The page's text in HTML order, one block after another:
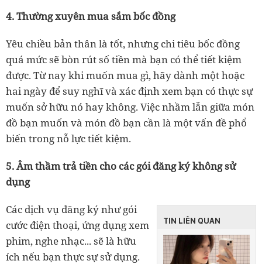
4. Thường xuyên mua sắm bốc đồng
Yêu chiều bản thân là tốt, nhưng chi tiêu bốc đồng
quá mức sẽ bòn rút số tiền mà bạn có thể tiết kiệm
được. Từ nay khi muốn mua gì, hãy dành một hoặc
hai ngày để suy nghĩ và xác định xem bạn có thực sự
muốn sở hữu nó hay không. Việc nhầm lẫn giữa món
đồ bạn muốn và món đồ bạn cần là một vấn đề phổ
biến trong nỗ lực tiết kiệm.
5. Âm thầm trả tiền cho các gói đăng ký không sử
dụng
TIN LIÊN QUAN
Các dịch vụ đăng ký như gói
cước điện thoại, ứng dụng xem
phim, nghe nhạc... sẽ là hữu
ích nếu bạn thực sự sử dụng.